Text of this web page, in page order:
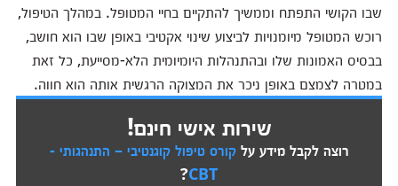
שבו הקושי התפתח וממשיך להתקיים בחיי המטופל. במהלך הטיפול,
רוכש המטופל מיומנויות לביצוע שינוי אקטיבי באופן שבו הוא חושב,
בבסיס האמונות שלו ובהתנהלות היומיומית הלא-מסייעת, כל זאת
במטרה לצמצם באופן ניכר את המצוקה הרגשית אותה הוא חווה.
שירות אישי חינם!
רוצה לקבל מידע עלקורס טיפול קוגנטיבי – התנהגותי -
CBT
?